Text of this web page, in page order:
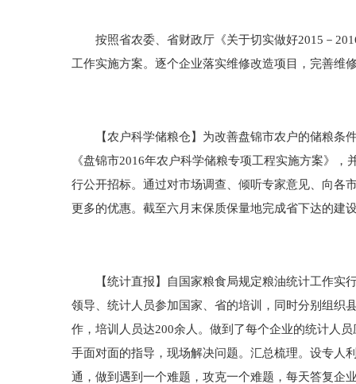
按照省农委、省财政厅《关于切实做好2015－
工作实施方案。逐个企业落实维修改造项目，完善维
【农户科学储粮仓】为改善盘锦市农户的储粮条件
《盘锦市2016年农户科学储粮专项工程实施方案》
行公开招标。通过对市场调查、倾听专家意见、向各
更多的优惠。截至六月末保质保量地完成省下达的建
【统计直报】自国家粮食局规定粮油统计工作实行
领导、统计人员参加国家、省的培训，同时分别组织
作，培训人员达200余人。做到了每个企业的统计人
手面对面的指导，现场解决问题。汇总梳理。设专人
通，做到遇到一个难题，攻克一个难题，每天答复企